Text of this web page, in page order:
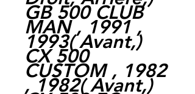
GB 500 CLUB
MAN , 1991 ,
1993( Avant,)
CX 500
CUSTOM , 1982
, 1982( Avant,)